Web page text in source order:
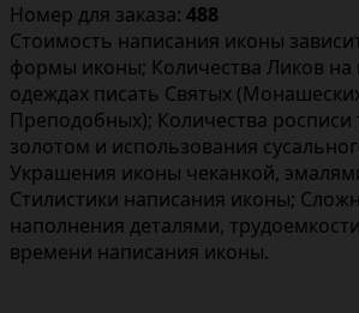
Номер для заказа: 488
Стоимость написания иконы
формы иконы; Количества Ликов на
одеждах писать Святых
Преподобных); Количества
золотом и использования
Украшения иконы чеканкой,
Стилистики написания иконы;
наполнения деталями,
времени написания иконы.